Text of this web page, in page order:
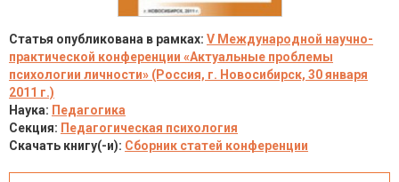
Статья опубликована в рамках: V Международной научно-
практической конференции «Актуальные проблемы
психологии личности» (Россия, г. Новосибирск, 30 января
2011 г.)
Наука: Педагогика
Секция: Педагогическая психология
Скачать книгу(-и): Сборник статей конференции